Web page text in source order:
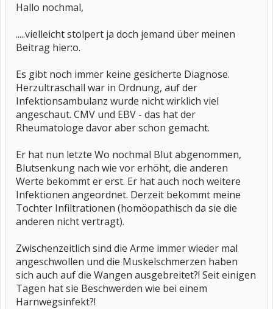
Hallo nochmal,
.....vielleicht stolpert ja doch jemand über meinen
Beitrag hier:o.
Es gibt noch immer keine gesicherte Diagnose.
Herzultraschall war in Ordnung, auf der
Infektionsambulanz wurde nicht wirklich viel
angeschaut. CMV und EBV - das hat der
Rheumatologe davor aber schon gemacht.
Er hat nun letzte Wo nochmal Blut abgenommen,
Blutsenkung nach wie vor erhöht, die anderen
Werte bekommt er erst. Er hat auch noch weitere
Infektionen angeordnet. Derzeit bekommt meine
Tochter Infiltrationen (homöopathisch da sie die
anderen nicht vertragt).
Zwischenzeitlich sind die Arme immer wieder mal
angeschwollen und die Muskelschmerzen haben
sich auch auf die Wangen ausgebreitet?! Seit einigen
Tagen hat sie Beschwerden wie bei einem
Harnwegsinfekt?!